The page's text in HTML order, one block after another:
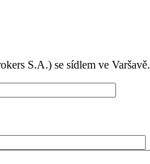
S.A.) se sídlem ve Varšavě.